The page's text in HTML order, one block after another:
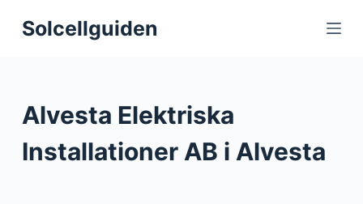
S
o
c
Solcellguiden
Alvesta Elektriska
Installationer AB i Alvesta